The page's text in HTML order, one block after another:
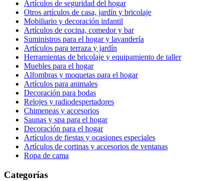
Artículos de seguridad del hogar
Otros artículos de casa, jardín y bricolaje
Mobiliario y decoración infantil
Artículos de cocina, comedor y bar
Suministros para el hogar y lavandería
Artículos para terraza y jardín
Herramientas de bricolaje y equipamiento de taller
Muebles para el hogar
Alfombras y moquetas para el hogar
Artículos para animales
Decoración para bodas
Relojes y radiodespertadores
Chimeneas y accesorios
Saunas y spa para el hogar
Decoración para el hogar
Artículos de fiestas y ocasiones especiales
Artículos de cortinas y accesorios de ventanas
Ropa de cama
Categorías